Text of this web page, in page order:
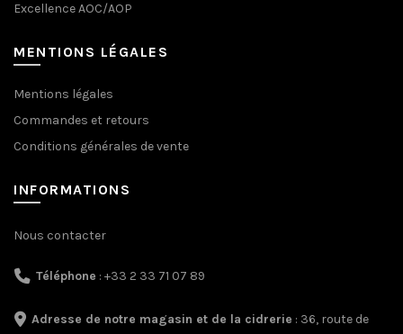
Excellence AOC/AOP
MENTIONS LÉGALES
Mentions légales
Commandes et retours
Conditions générales de vente
INFORMATIONS
Nous contacter
Téléphone : +33 2 33 71 07 89
Adresse de notre magasin et de la cidrerie : 36, route de